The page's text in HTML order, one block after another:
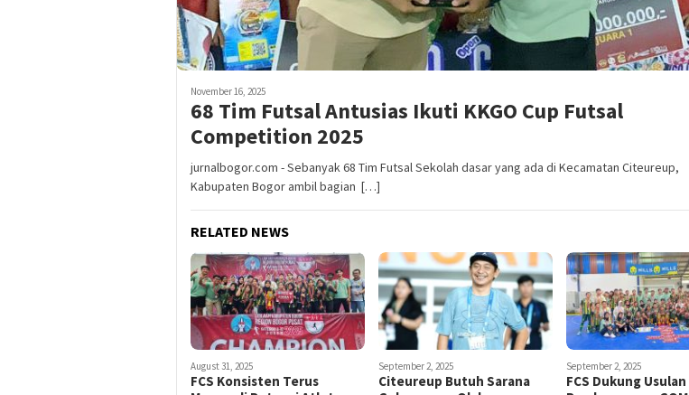
November 16, 2025
68 Tim Futsal Antusias Ikuti KKGO Cup Futsal
Competition 2025
jurnalbogor.com - Sebanyak 68 Tim Futsal Sekolah dasar yang ada di Kecamatan Citeureup,
Kabupaten Bogor ambil bagian […]
RELATED NEWS
August 31, 2025
FCS Konsisten Terus
September 2, 2025
Citeureup Butuh Sarana
September 2, 2025
FCS Dukung Usulan